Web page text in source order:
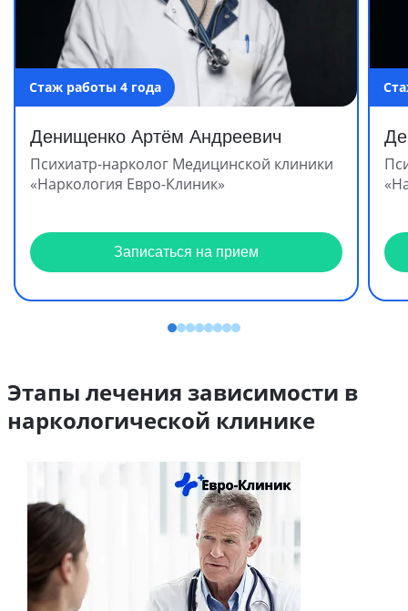
Стаж работы 4 года
Денищенко Артём Андреевич
Психиатр-нарколог Медицинской клиники
«Наркология Евро-Клиник»
Записаться на прием
Этапы лечения зависимости в
наркологической клинике